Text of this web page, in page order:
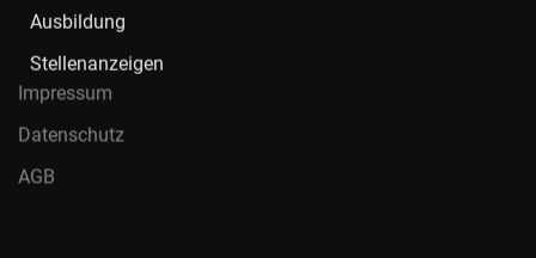
Ausbildung
Stellenanzeigen
Impressum
Datenschutz